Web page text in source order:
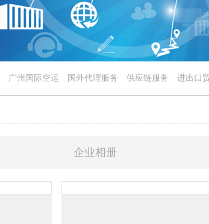
广州国际空运 国外代理服务 供应链服务 进出口
企业相册